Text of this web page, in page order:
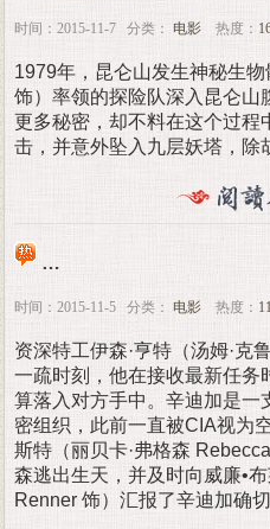
时间：2015-11-7 分类： 电影 热度：
1979年，昆仑山发生神秘生
饰）率领的探险队深入昆仑山
更多秘密，却不料在这个过程
击，并意外坠入九层妖塔，除
碟中谍5：神秘国度
时间：2015-11-5 分类： 电影 热度：
资深特工伊森·亨特（汤姆·克
一疏时刻，他在接收最新任务
算落入对方手中。辛迪加是一
密组织，此前一直被CIA视为
斯特（丽贝卡·弗格森
森逃出生天，并及时向威廉•
Renner 饰）汇报了辛迪加确